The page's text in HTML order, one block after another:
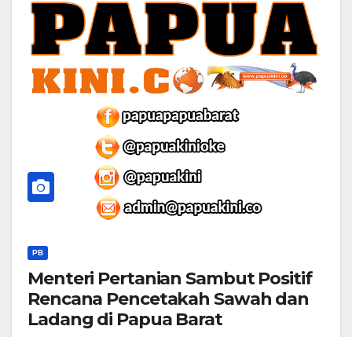
PB
Menteri Pertanian Sambut Positif
Rencana Pencetakah Sawah dan
Ladang di Papua Barat